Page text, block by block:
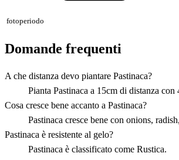
fotoperiodo
Domande frequenti
A che distanza devo piantare Pastinaca?
Pianta Pastinaca a 15cm di distanza
Cosa cresce bene accanto a Pastinaca?
Pastinaca cresce bene con onions,
Pastinaca è resistente al gelo?
Pastinaca è classificato come Rustica.